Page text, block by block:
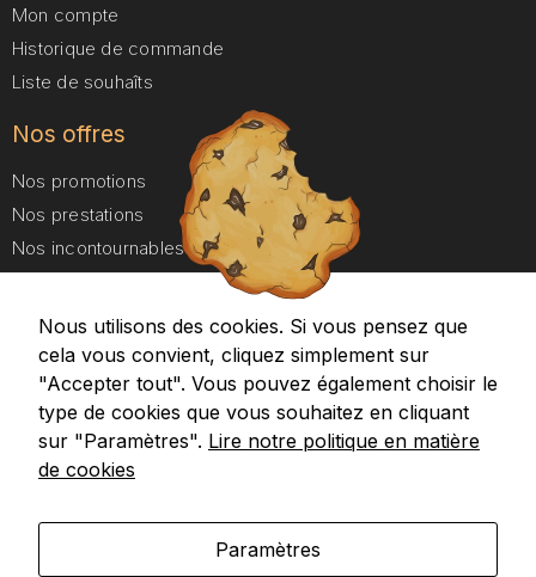
Mon compte
Historique de commande
Liste de souhaîts
Nos offres
Nos promotions
Nos prestations
Nos incontournables
Nos forfaits Duo
A propos
Aides et Contact
Google maps
Recevez nos promotions
Nous utilisons des cookies. Si vous pensez que
cela vous convient, cliquez simplement sur
"Accepter tout". Vous pouvez également choisir le
type de cookies que vous souhaitez en cliquant
sur "Paramètres". Lire notre politique en matière
de cookies
Paramètres
et la
structure du
site web, en
fonction de
la façon dont
il est utilisé.
Expérience
Afin que notre
site web
fonctionne
pendant votre
visite. Si vous